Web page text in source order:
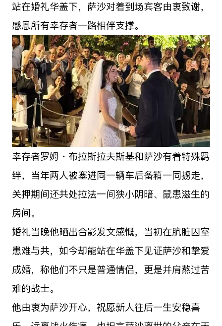
站在婚礼华盖下，萨沙对着到场宾客由衷致谢，
感恩所有幸存者一路相伴支撑。
幸存者罗姆・布拉斯拉夫斯基和萨沙有着特殊羁
绊，当年两人被塞进同一辆车后备箱一同掳走，
关押期间还共处拉法一间狭小阴暗、鼠患滋生的
房间。
婚礼当晚他晒出合影发文感慨，当初在肮脏囚室
患难与共，如今却能站在华盖下见证萨沙和挚爱
成婚，称他们不只是普通情侣，更是并肩熬过苦
难的战士。
他由衷为萨沙开心，祝愿新人往后一生安稳喜